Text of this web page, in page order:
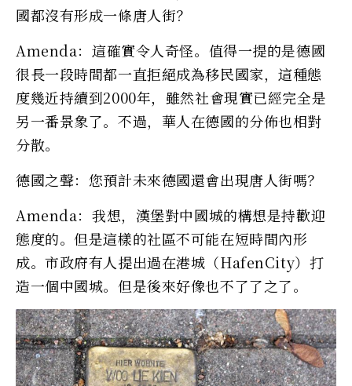
國都沒有形成一條唐人街？
Amenda：這確實令人奇怪。值得一提的是德國
很長一段時間都一直拒絕成為移民國家，這種態
度幾近持續到2000年，雖然社會現實已經完全是
另一番景象了。不過，華人在德國的分佈也相對
分散。
德國之聲：您預計未來德國還會出現唐人街嗎？
Amenda：我想，漢堡對中國城的構想是持歡迎
態度的。但是這樣的社區不可能在短時間內形
成。市政府有人提出過在港城（HafenCity）打
造一個中國城。但是後來好像也不了了之了。